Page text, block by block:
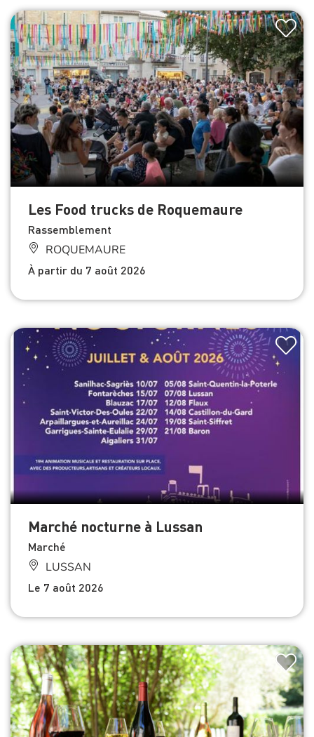
Les Food trucks de Roquemaure
Rassemblement
ROQUEMAURE
À partir du 7 août 2026
Marché nocturne à Lussan
Marché
LUSSAN
Le 7 août 2026